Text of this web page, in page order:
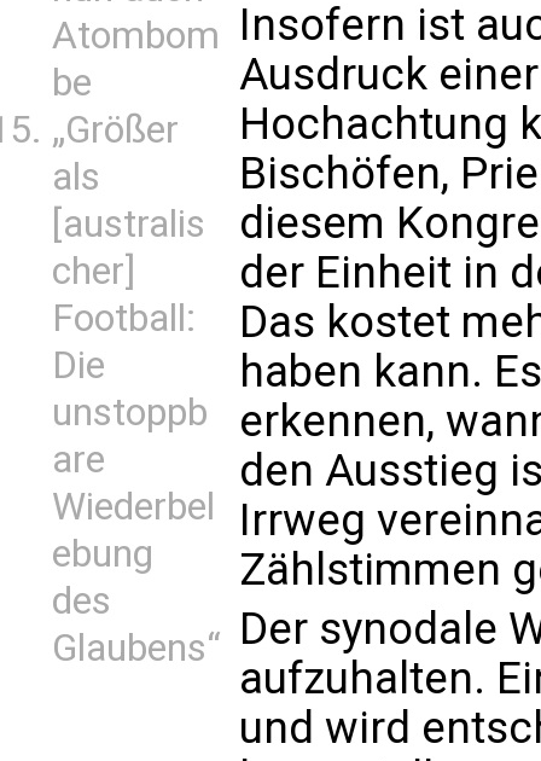
Atombom
be
„Größer
als
[australis
cher]
Football:
Die
unstoppb
are
Wiederbel
ebung
des
Glaubens“
Insofern ist
Ausdruck
Hochachtung
Bischöfen,
diesem
der Einheit in
Das kostet
haben kann.
erkennen,
den Ausstieg
Irrweg
Zählstimmen
Der synodale
aufzuhalten.
und wird